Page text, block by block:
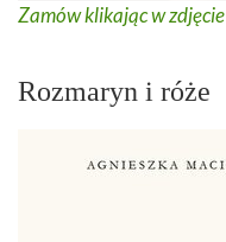
Zamów klikając w zdjęcie
Rozmaryn i róże